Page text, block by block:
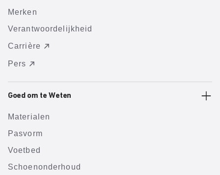
Merken
Verantwoordelijkheid
Carrière
Pers
Goed om te Weten
Materialen
Pasvorm
Voetbed
Schoenonderhoud